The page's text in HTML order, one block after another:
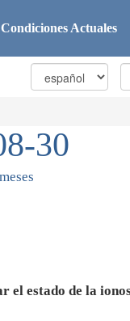
Condiciones Actuales
30
el estado de la